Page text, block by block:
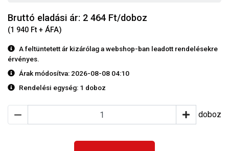
Bruttó eladási ár: 2 464 Ft/doboz
(1 940 Ft + ÁFA)
A feltüntetett ár kizárólag a webshop-ban leadott rendelésekre
érvényes.
Árak módosítva: 2026-08-08 04:10
Rendelési egység: 1 doboz
doboz